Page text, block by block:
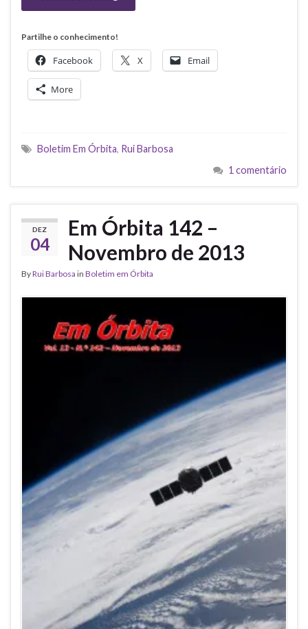
Partilhe o conhecimento!
Facebook X Email
More
Boletim Em Órbita, Rui Barbosa
1 comentário
DEZ
04
Em Órbita 142 –
Novembro de 2013
ByRui Barbosa in Boletim em Órbita